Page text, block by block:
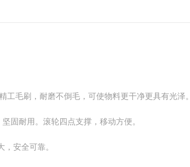
毛刷，耐磨不倒毛，可使物料更干净更具有光泽。
固耐用。滚轮四点支撑，移动方便。
安全可靠。